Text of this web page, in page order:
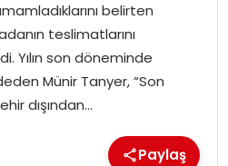
belirten
teslimatlarını
Yılın son döneminde
Münir Tanyer, “Son
dışından…
Paylaş